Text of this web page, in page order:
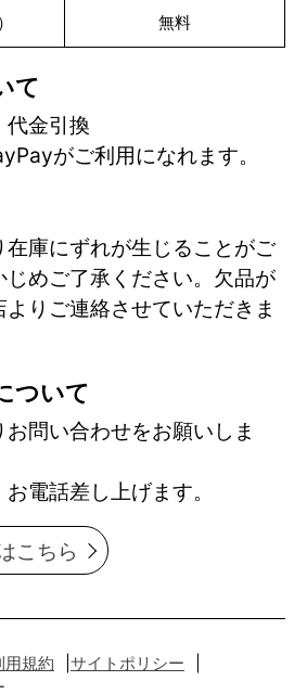
無料
て
代金引換
がご利用になれます。
在庫にずれが生じることがご
じめご了承ください。欠品が
りご連絡させていただきま
ついて
問い合わせをお願いしま
電話差し上げます。
こちら
用規約
サイトポリシー